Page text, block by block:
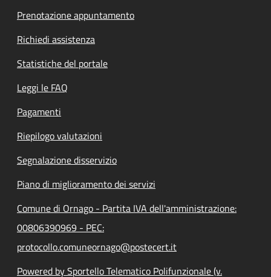
Prenotazione appuntamento
Richiedi assistenza
Statistiche del portale
Leggi le FAQ
Pagamenti
Riepilogo valutazioni
Segnalazione disservizio
Piano di miglioramento dei servizi
Comune di Ornago - Partita IVA dell'amministrazione:
00806390969 - PEC:
protocollo.comuneornago@postecert.it
Powered by Sportello Telematico Polifunzionale (v.